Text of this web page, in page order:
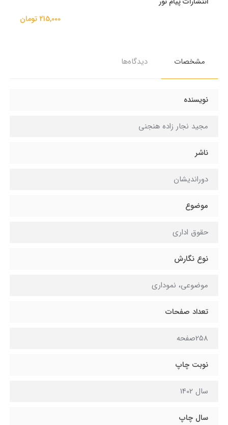
215,000 تومان
مشخصات دیدگاه‌ها
نویسنده
مجید نجار زاده هنجنی
ناشر
دوراندیشان
موضوع
حقوق اداری
نوع نگارش
موضوعی، نموداری
تعداد صفحات
258صفحه
نوبت چاپ
سال 1402
سال چاپ